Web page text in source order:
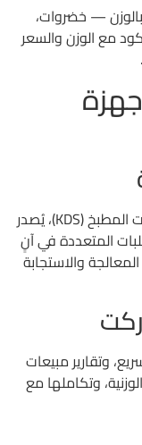
— خضروات،
مع الوزن والسعر
المطاعم تحتاج POS سريع يتكامل مع شاشات المطبخ (KDS)، يُصدر
المتعددة في آنٍ
والاستجابة
وتقارير مبيعات
وتكاملها مع